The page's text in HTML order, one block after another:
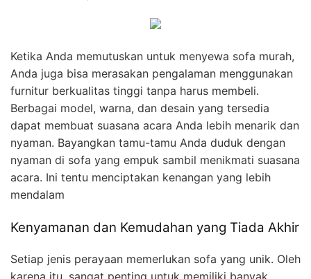
Ketika Anda memutuskan untuk menyewa sofa murah,
Anda juga bisa merasakan pengalaman menggunakan
furnitur berkualitas tinggi tanpa harus membeli.
Berbagai model, warna, dan desain yang tersedia
dapat membuat suasana acara Anda lebih menarik dan
nyaman. Bayangkan tamu-tamu Anda duduk dengan
nyaman di sofa yang empuk sambil menikmati suasana
acara. Ini tentu menciptakan kenangan yang lebih
mendalam
Kenyamanan dan Kemudahan yang Tiada Akhir
Setiap jenis perayaan memerlukan sofa yang unik. Oleh
karena itu, sangat penting untuk memiliki banyak